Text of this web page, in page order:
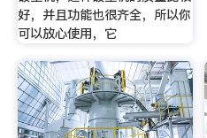
好，并且功能也很齐全，所以你
可以放心使用，它